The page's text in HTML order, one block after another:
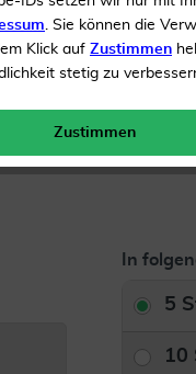
In
5
10
. Sie können die
Klick auf Zustimmen
stetig zu
Zustimmen